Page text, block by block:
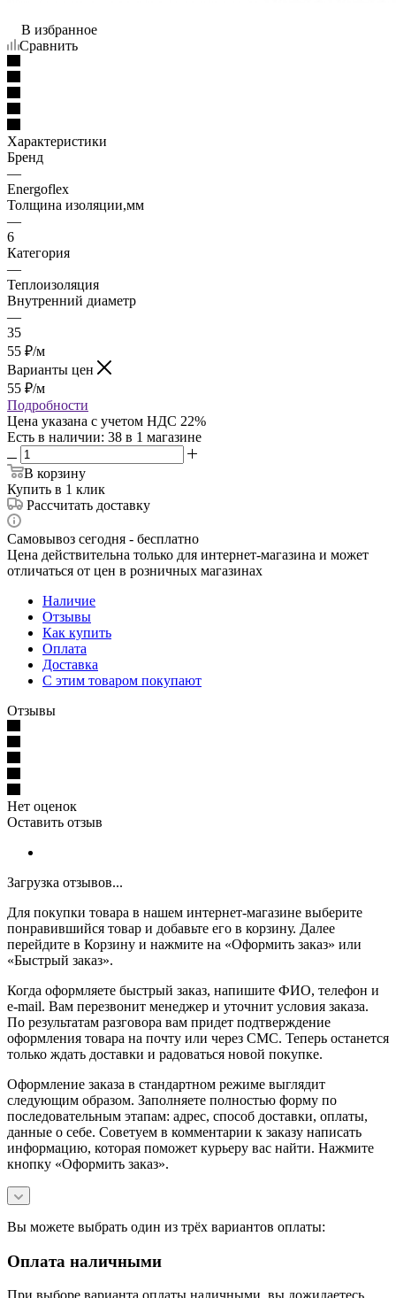
В избранное
Сравнить
Характеристики
Бренд
—
Energoflex
Толщина изоляции,мм
—
6
Категория
—
Теплоизоляция
Внутренний диаметр
—
35
55 ₽/м
Варианты цен
55 ₽/м
Подробности
Цена указана с учетом НДС 22%
Есть в наличии: 38 в 1 магазине
В корзину
Купить в 1 клик
Рассчитать доставку
Самовывоз сегодня - бесплатно
Цена действительна только для интернет-магазина и может
отличаться от цен в розничных магазинах
Наличие
Отзывы
Как купить
Оплата
Доставка
С этим товаром покупают
Отзывы
Нет оценок
Оставить отзыв
Загрузка отзывов...
Для покупки товара в нашем интернет-магазине выберите
понравившийся товар и добавьте его в корзину. Далее
перейдите в Корзину и нажмите на «Оформить заказ» или
«Быстрый заказ».
Когда оформляете быстрый заказ, напишите ФИО, телефон и
e-mail. Вам перезвонит менеджер и уточнит условия заказа.
По результатам разговора вам придет подтверждение
оформления товара на почту или через СМС. Теперь останется
только ждать доставки и радоваться новой покупке.
Оформление заказа в стандартном режиме выглядит
следующим образом. Заполняете полностью форму по
последовательным этапам: адрес, способ доставки, оплаты,
данные о себе. Советуем в комментарии к заказу написать
информацию, которая поможет курьеру вас найти. Нажмите
кнопку «Оформить заказ».
Вы можете выбрать один из трёх вариантов оплаты:
Оплата наличными